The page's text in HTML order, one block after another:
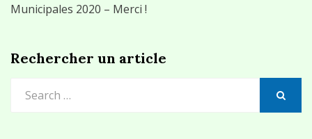
Municipales 2020 – Merci !
Rechercher un article
for: